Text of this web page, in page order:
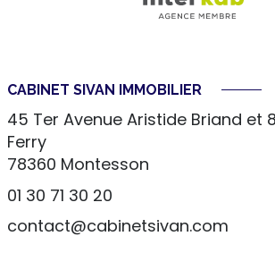
CABINET SIVAN IMMOBILIER
45 Ter Avenue Aristide Briand et
Ferry
78360 Montesson
01 30 71 30 20
contact@cabinetsivan.com